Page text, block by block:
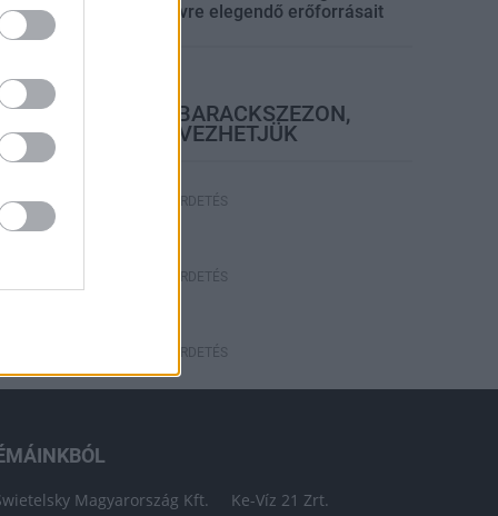
egész évre elegendő erőforrásait
Helyi hírek
BEINDULT AZ ŐSZIBARACKSZEZON,
SZEPTEMBERIG ÉLVEZHETJÜK
HIRDETÉS
HIRDETÉS
HIRDETÉS
Magyarország Kft. Ke-Víz 21 Zrt.